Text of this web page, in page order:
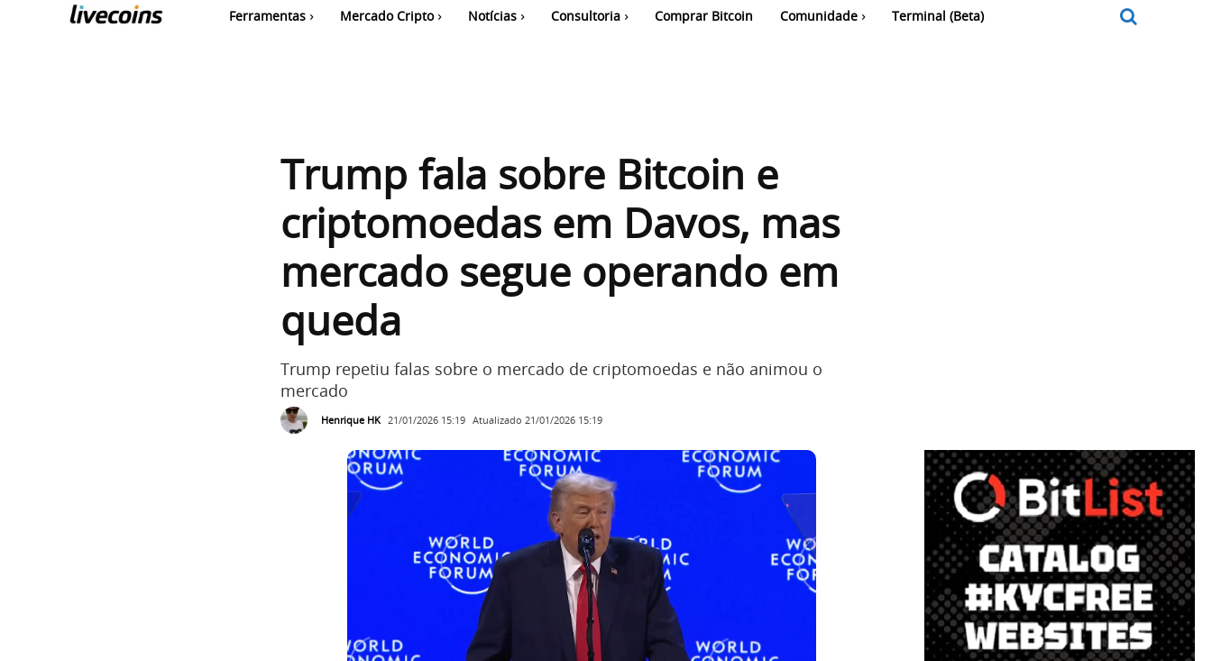
Ferramentas Mercado Cripto Notícias Consultoria Comprar Bitcoin Comunidade Terminal (Beta)
Trump fala sobre Bitcoin e
criptomoedas em Davos, mas
mercado segue operando em
queda
Trump repetiu falas sobre o mercado de criptomoedas e não animou o
mercado
Henrique HK 21/01/2026 15:19 Atualizado 21/01/2026 15:19